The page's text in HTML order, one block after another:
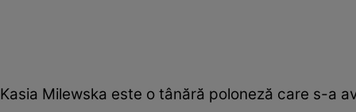
Kasia Milewska este o tânără poloneză care s-a